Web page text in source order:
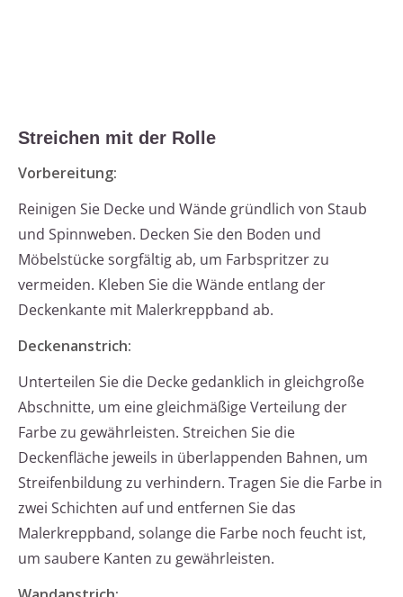
Streichen mit der Rolle
Vorbereitung:
Reinigen Sie Decke und Wände gründlich von Staub
und Spinnweben. Decken Sie den Boden und
Möbelstücke sorgfältig ab, um Farbspritzer zu
vermeiden. Kleben Sie die Wände entlang der
Deckenkante mit Malerkreppband ab.
Deckenanstrich:
Unterteilen Sie die Decke gedanklich in gleichgroße
Abschnitte, um eine gleichmäßige Verteilung der
Farbe zu gewährleisten. Streichen Sie die
Deckenfläche jeweils in überlappenden Bahnen, um
Streifenbildung zu verhindern. Tragen Sie die Farbe in
zwei Schichten auf und entfernen Sie das
Malerkreppband, solange die Farbe noch feucht ist,
um saubere Kanten zu gewährleisten.